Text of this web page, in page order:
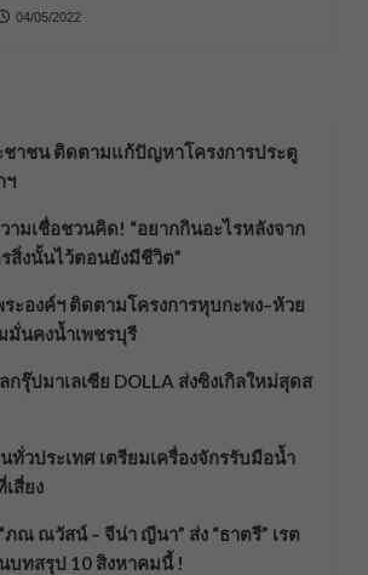
04/05/2022
ชาชน ติดตามแก้ปัญหาโครงการประตู
ฯ
ามเชื่อชวนคิด! “อยากกินอะไรหลังจาก
สิ่งนั้นไว้ตอนยังมีชีวิต”
ะองค์ฯ ติดตามโครงการหุบกะพง–ห้วย
มั่นคงน้ำเพชรบุรี
กรุ๊ปมาเลเซีย DOLLA ส่งซิงเกิลใหม่สุดส
ทั่วประเทศ เตรียมเครื่องจักรรับมือน้ำ
สี่ยง
ณ ณวัสน์ – จีน่า ญีนา” ส่ง “ธาตรี” เรต
บทสรุป 10 สิงหาคมนี้ !